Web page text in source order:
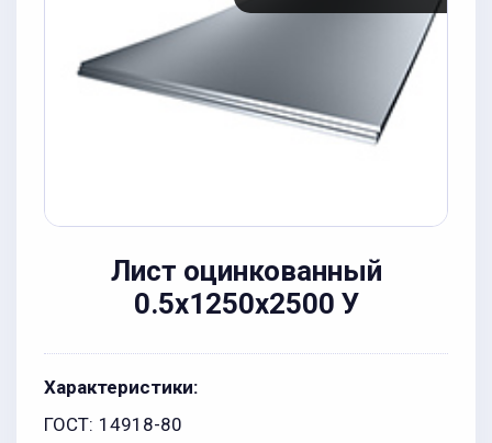
Лист оцинкованный
0.5x1250x2500 У
Характеристики:
ГОСТ: 14918-80